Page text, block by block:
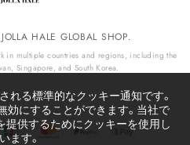
HALE GLOBAL SHOP.
in multiple countries and regions, including the
Singapore, and South Korea.
れる標準的なクッキー通知です。
効にすることができます。当社で
提供するためにクッキーを使用し
ます。